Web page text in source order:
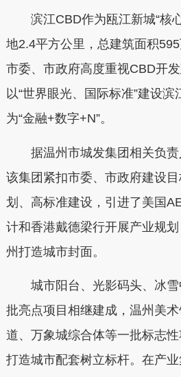
滨江CBD作为瓯江新城“核心
地2.4平方公里，总建筑面积
市委、市政府高度重视CBD开
以“世界眼光、国际标准”建设
为“金融+数字+N”。
据温州市城发集团相关负责
该集团紧扣市委、市政府建设
划、高标准建设，引进了美国
计和香港戴德梁行开展产业规
州打造城市封面。
城市阳台、光影码头、冰雪
批亮点项目相继建成，温州美
道、万象城综合体等一批标志
打造城市配套树立标杆。在产